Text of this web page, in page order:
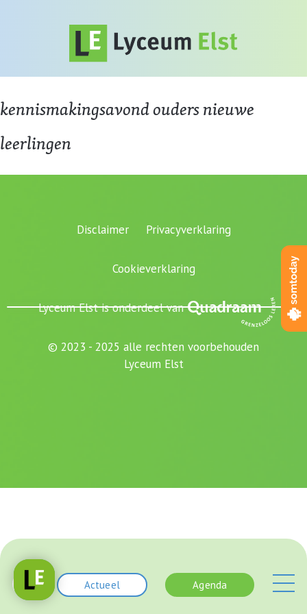
Actueel Agenda
kennismakingsavond ouders nieuwe
leerlingen
Disclaimer Privacyverklaring
Cookieverklaring
Lyceum Elst is onderdeel van
© 2023 - 2025 alle rechten voorbehouden
Lyceum Elst